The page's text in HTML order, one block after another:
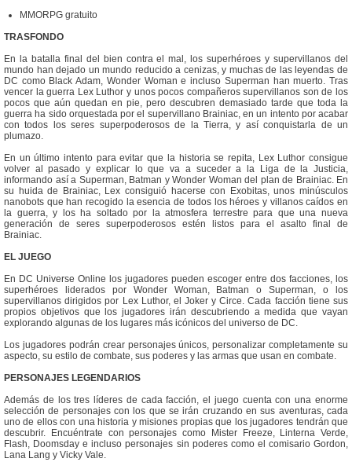
MMORPG gratuito
TRASFONDO
En la batalla final del bien contra el mal, los superhéroes y supervillanos del
mundo han dejado un mundo reducido a cenizas, y muchas de las leyendas de
DC como Black Adam, Wonder Woman e incluso Superman han muerto. Tras
vencer la guerra Lex Luthor y unos pocos compañeros supervillanos son de los
pocos que aún quedan en pie, pero descubren demasiado tarde que toda la
guerra ha sido orquestada por el supervillano Brainiac, en un intento por acabar
con todos los seres superpoderosos de la Tierra, y así conquistarla de un
plumazo.
En un último intento para evitar que la historia se repita, Lex Luthor consigue
volver al pasado y explicar lo que va a suceder a la Liga de la Justicia,
informando así a Superman, Batman y Wonder Woman del plan de Brainiac. En
su huida de Brainiac, Lex consiguió hacerse con Exobitas, unos minúsculos
nanobots que han recogido la esencia de todos los héroes y villanos caídos en
la guerra, y los ha soltado por la atmosfera terrestre para que una nueva
generación de seres superpoderosos estén listos para el asalto final de
Brainiac.
EL JUEGO
En DC Universe Online los jugadores pueden escoger entre dos facciones, los
superhéroes liderados por Wonder Woman, Batman o Superman, o los
supervillanos dirigidos por Lex Luthor, el Joker y Circe. Cada facción tiene sus
propios objetivos que los jugadores irán descubriendo a medida que vayan
explorando algunas de los lugares más icónicos del universo de DC.
Los jugadores podrán crear personajes únicos, personalizar completamente su
aspecto, su estilo de combate, sus poderes y las armas que usan en combate.
PERSONAJES LEGENDARIOS
Además de los tres líderes de cada facción, el juego cuenta con una enorme
selección de personajes con los que se irán cruzando en sus aventuras, cada
uno de ellos con una historia y misiones propias que los jugadores tendrán que
descubrir. Encuéntrate con personajes como Mister Freeze, Linterna Verde,
Flash, Doomsday e incluso personajes sin poderes como el comisario Gordon,
Lana Lang y Vicky Vale.